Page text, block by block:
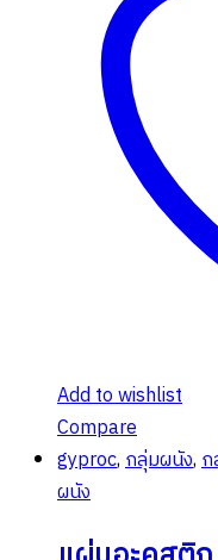
Add to wishlist
Compare
gyproc,กลุ่มผนัง,ก
ผนัง